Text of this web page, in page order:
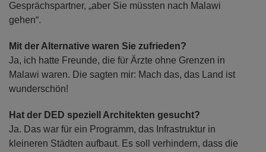
Gesprächspartner, „aber Sie müssten nach Malawi
gehen“.
Mit der Alternative waren Sie zufrieden?
Ja, ich hatte Freunde, die für Ärzte ohne Grenzen in
Malawi waren. Die sagten mir: Mach das, das Land ist
wunderschön!
Hat der DED speziell Architekten gesucht?
Ja. Das war für ein Programm, das Infrastruktur in
kleineren Städten aufbaut. Es soll verhindern, dass die